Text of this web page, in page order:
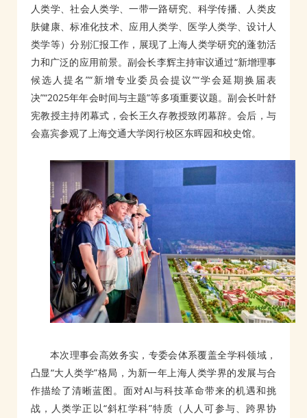
人类学、社会人类学、一带一路研究、科学传播、人类皮
肤健康、标准化技术、应用人类学、医学人类学、设计人
类学等）分别汇报工作，展现了上海人类学研究的蓬勃活
力和广泛的应用前景。副会长李辉主持审议通过“新增理事
候选人提名”“新增专业委员会提议”“学会延期换届表
决”“2025年年会时间与主题”等多项重要议题。副会长叶舒
宪教授主持闭幕式，会长王久存教授致闭幕辞。会后，与
会嘉宾参观了上海交通大学闵行校区东晖园和校史馆。
本次理事会高效务实，专委会体系覆盖全学科领域，
凸显“大人类学”格局，为新一年上海人类学界的发展与合
作描绘了清晰蓝图。面对AI与科技革命带来的机遇和挑
战，人类学正以“斜杠学科”特质（人人可参与、跨界协